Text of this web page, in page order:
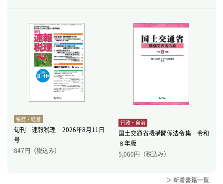
税務・経営
旬刊 速報税理 2026年8月11日
号
847円（税込み）
行政・自治
国土交通省機構関係法令集 令和
８年版
5,060円（税込み）
＞ 新着書籍一覧